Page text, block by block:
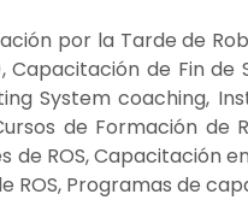
por la Tarde de
de Fin
System coaching,
de Formación de
de ROS,
ROS, Programas de